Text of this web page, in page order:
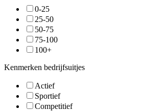
0-25
25-50
50-75
75-100
100+
Kenmerken bedrijfsuitjes
Actief
Sportief
Competitief